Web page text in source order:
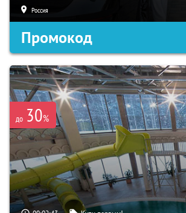
Россия
Промокод
до 30%